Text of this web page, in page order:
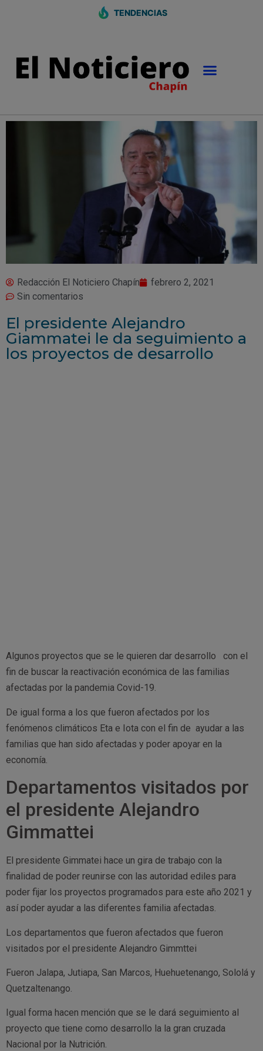
TENDENCIAS
Redacción El Noticiero Chapín
febrero 2, 2021
Sin comentarios
El presidente Alejandro
Giammatei le da seguimiento a
los proyectos de desarrollo
Algunos proyectos que se le quieren dar desarrollo con el
fin de buscar la reactivación económica de las familias
afectadas por la pandemia Covid-19.
De igual forma a los que fueron afectados por los
fenómenos climáticos Eta e Iota con el fin de ayudar a las
familias que han sido afectadas y poder apoyar en la
economía.
Departamentos visitados por
el presidente Alejandro
Gimmattei
El presidente Gimmatei hace un gira de trabajo con la
finalidad de poder reunirse con las autoridad ediles para
poder fijar los proyectos programados para este año 2021 y
así poder ayudar a las diferentes familia afectadas.
Los departamentos que fueron afectados que fueron
visitados por el presidente Alejandro Gimmttei
Fueron Jalapa, Jutiapa, San Marcos, Huehuetenango, Sololá y
Quetzaltenango.
Igual forma hacen mención que se le dará seguimiento al
proyecto que tiene como desarrollo la la gran cruzada
Nacional por la Nutrición.